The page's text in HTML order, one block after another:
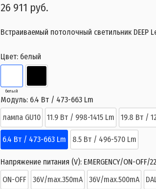
26 911 руб.
Встраиваемый потолочный светильник DEEP
Цвет: белый
белый
Модуль: 6.4 Вт / 473-663 Lm
лампа GU10
11.9 Вт / 998-1415 Lm 19.8 Вт /
6.4 Вт / 473-663 Lm 8.5 Вт / 496-570 Lm
Напряжение питания (V): EMERGENCY/ON-OFF/
ON-OFF
36V/max.350mA 36V/max.500mA